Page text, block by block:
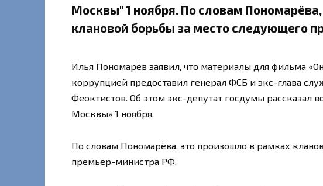
Москвы" 1 ноября. По словам
клановой борьбы за место следующего
Илья Пономарёв заявил, что материалы для фильма
коррупцией предоставил генерал ФСБ и экс-глава
Феоктистов. Об этом экс-депутат госдумы рассказал
Москвы» 1 ноября.
По словам Пономарёва, это произошло в рамках
премьер-министра РФ.